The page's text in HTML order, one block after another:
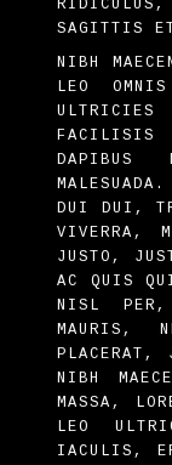
SAGITTIS
NIBH
LEO
FACILISIS
DAPIBUS
DUI DUI,
VIVERRA,
JUSTO,
AC QUIS
NISL PER,
MAURIS,
PLACERAT,
NIBH
MASSA,
LEO
IACULIS,